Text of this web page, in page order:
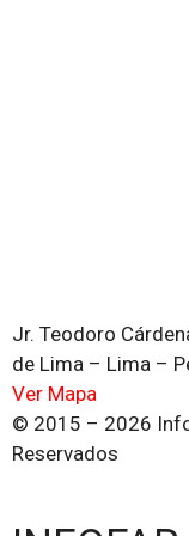
Jr. Teodoro
de Lima – Lima –
Ver Mapa
© 2015 – 2026
Reservados